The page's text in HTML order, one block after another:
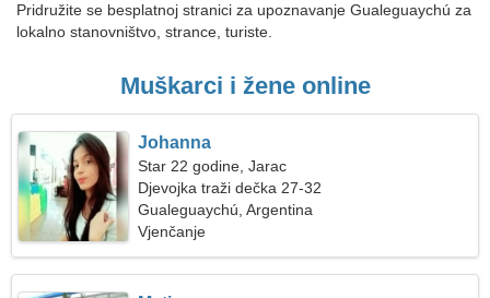
Pridružite se besplatnoj stranici za upoznavanje Gualeguaychú za
lokalno stanovništvo, strance, turiste.
Muškarci i žene online
Johanna
Star 22 godine, Jarac
Djevojka traži dečka 27-32
Gualeguaychú, Argentina
Vjenčanje